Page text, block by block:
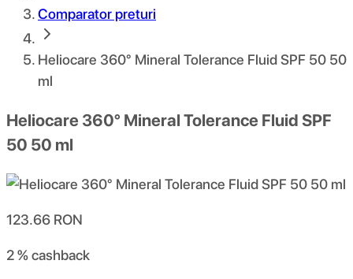
Comparator preturi
Heliocare 360° Mineral Tolerance Fluid SPF 50 50
ml
Heliocare 360° Mineral Tolerance Fluid SPF
50 50 ml
123.66 RON
2 %cashback